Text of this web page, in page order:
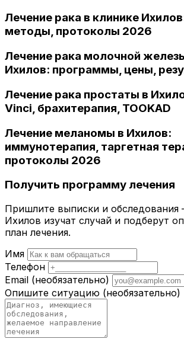
Лечение рака в клинике
методы, протоколы 2026
Лечение рака молочной
Ихилов: программы, цены,
Лечение рака простаты в
Vinci, брахитерапия, TOOKAD
Лечение меланомы в Ихилов:
иммунотерапия, таргетная
протоколы 2026
Получить программу лечения
Пришлите выписки и обследования
Ихилов изучат случай и подберут
план лечения.
Имя
Телефон
Email (необязательно)
Опишите ситуацию (необязательно)